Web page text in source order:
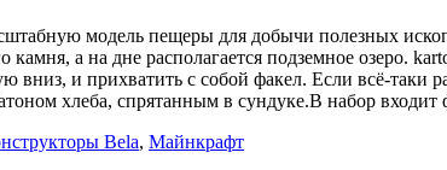
модель пещеры для добычи полезных
а на дне располагается подземное озеро.
вниз, и прихватить с собой факел. Если всё-
хлеба, спрятанным в сундуке.В набор
Bela, Майнкрафт